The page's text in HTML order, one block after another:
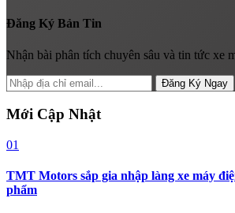
Đăng Ký Bản Tin
Nhận bài phân tích chuyên sâu và tin tức xe
Đăng Ký Ngay
Mới Cập Nhật
01
TMT Motors sắp gia nhập làng xe máy
phẩm